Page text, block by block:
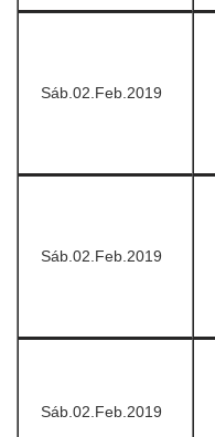
Sáb.02.Feb.2019
Sáb.02.Feb.2019
Sáb.02.Feb.2019